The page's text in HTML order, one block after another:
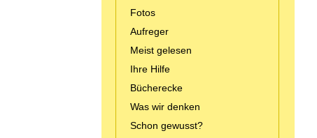
Fotos
Aufreger
Meist gelesen
Ihre Hilfe
Bücherecke
Was wir denken
Schon gewusst?